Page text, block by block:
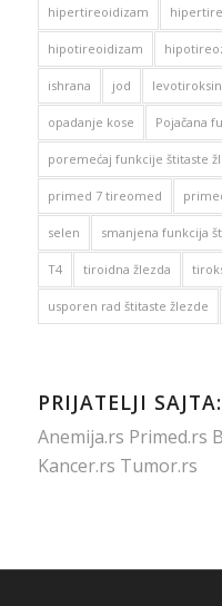
hipertireoidizam
hipotireoidizam
ishrana jod levotiroksin
opadanje kose Pojačana
poremećaj funkcije štitaste
primed 7 tireomed
selen smanjena funkcija
T4 tiroidna žlezda
usporen rad štitaste žlezde
PRIJATELJI SAJTA:
Anemija.rs Primed.rs
Kancer.rs Tumor.rs